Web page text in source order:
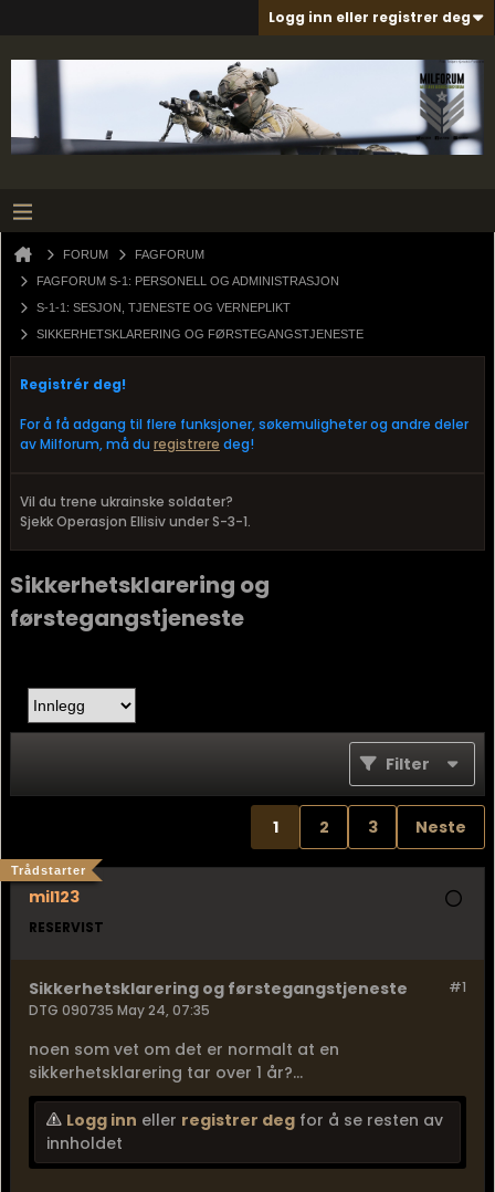
Logg inn eller registrer deg
FORUM
FAGFORUM
FAGFORUM S-1: PERSONELL OG ADMINISTRASJON
S-1-1: SESJON, TJENESTE OG VERNEPLIKT
SIKKERHETSKLARERING OG FØRSTEGANGSTJENESTE
Registrér deg!
For å få adgang til flere funksjoner, søkemuligheter og andre deler
av Milforum, må du registrere deg!
Vil du trene ukrainske soldater?
Sjekk Operasjon Ellisiv under S-3-1.
Sikkerhetsklarering og
førstegangstjeneste
Filter
1 2 3 Neste
mil123
Trådstarter
RESERVIST
#1
Sikkerhetsklarering og førstegangstjeneste
DTG 090735 May 24, 07:35
noen som vet om det er normalt at en
sikkerhetsklarering tar over 1 år?...
Logg inn eller registrer deg for å se resten av
innholdet